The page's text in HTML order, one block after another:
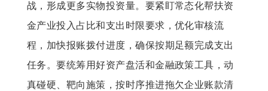
战，形成更多实物投资量。要紧盯常态化帮扶资
金产业投入占比和支出时限要求，优化审核流
程，加快报账拨付进度，确保按期足额完成支出
任务。要统筹用好资产盘活和金融政策工具，动
真碰硬、靶向施策，按时序推进拖欠企业账款清